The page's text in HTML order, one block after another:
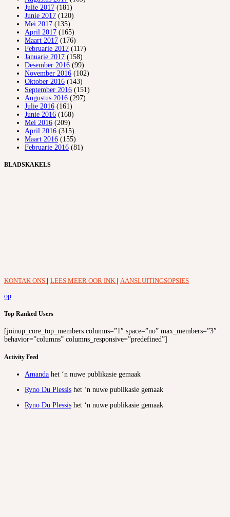
Julie 2017 (181)
Junie 2017 (120)
Mei 2017 (135)
April 2017 (165)
Maart 2017 (176)
Februarie 2017 (117)
Januarie 2017 (158)
Desember 2016 (99)
November 2016 (102)
Oktober 2016 (143)
September 2016 (151)
Augustus 2016 (297)
Julie 2016 (161)
Junie 2016 (168)
Mei 2016 (209)
April 2016 (315)
Maart 2016 (155)
Februarie 2016 (81)
BLADSKAKELS
KONTAK ONS LEES MEER OOR INK
AANSLUITINGSOPSIES
op
Top Ranked Users
[joinup_core_top_members columns=”1″ space=”no” max_members=”3″
behavior=”columns” columns_responsive=”predefined”]
Activity Feed
Amanda het ‘n nuwe publikasie gemaak
Ryno Du Plessis het ‘n nuwe publikasie gemaak
Ryno Du Plessis het ‘n nuwe publikasie gemaak